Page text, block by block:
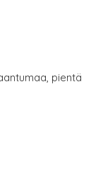
pientä